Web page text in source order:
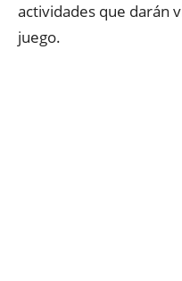
actividades que darán
juego.